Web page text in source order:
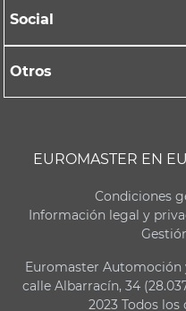
Social
Otros
EUROMASTER EN
Condiciones
Información legal y
Euromaster Automoción
calle Albarracín, 34
2023 Todos